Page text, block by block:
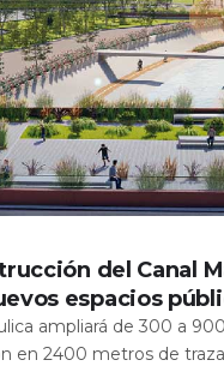
del Canal
espacios
ampliará de 300 a
en 2400 metros de